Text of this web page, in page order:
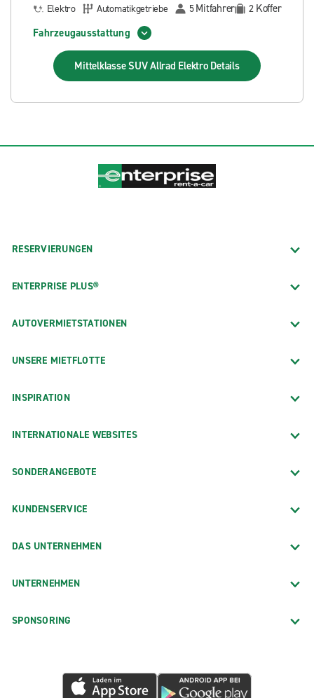
Elektro
Automatikgetriebe 5Mitfahrer 2 Koffer
Fahrzeugausstattung
Mittelklasse SUV Allrad Elektro Details
RESERVIERUNGEN
ENTERPRISE PLUS®
AUTOVERMIETSTATIONEN
UNSERE MIETFLOTTE
INSPIRATION
INTERNATIONALE WEBSITES
SONDERANGEBOTE
KUNDENSERVICE
DAS UNTERNEHMEN
UNTERNEHMEN
SPONSORING